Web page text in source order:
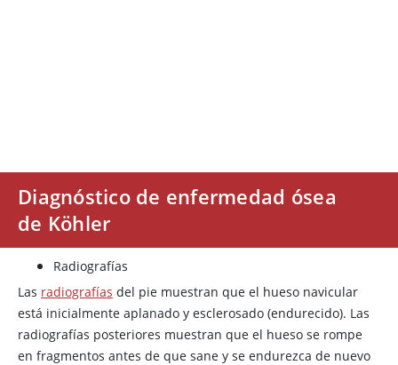
Diagnóstico de enfermedad ósea
de Köhler
Radiografías
Las radiografías del pie muestran que el hueso navicular
está inicialmente aplanado y esclerosado (endurecido). Las
radiografías posteriores muestran que el hueso se rompe
en fragmentos antes de que sane y se endurezca de nuevo